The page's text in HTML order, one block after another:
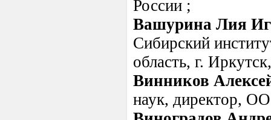
России ;
Вашурина Лия
Сибирский
область, г.
Винников
наук, директор,